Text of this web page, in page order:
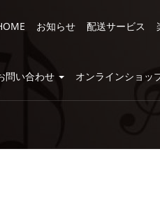
お知らせ 配送サービス
問い合わせ オンラインショッ